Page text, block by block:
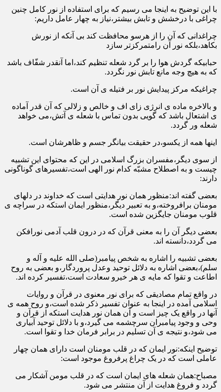
با این توضیح به اینجا می رسیم که برای استفاده از نور کامل چنین
چراغی با درخشش و تابش بیشتر،نیاز به چهار عامل داریم:
چراغدانی که آن را از هرسو محافظت کند بی آنکه از نورش
بکاهد،بلکه نور آن رامتمرکزتر سازد
حبابیکه گردش هوا را بر گرد شعله تنظیم کند،اما آنقدر شفّاف باشد
که به هیچ وجه مانع تابش نور نگردد.
چراغیکه مرکز پیدایش نور بر فتیله ی آن است.
و بالاخره ماده ی انرژی زای اف و خالص و زلالی که آن قدر آماده
ی اشتعال باشد که گویی بدون تماس با شعله ی آتش،می خواهد
شعله ور گردد.
اینها همه از یکسو،در حقیقت بیانگر جسم و ظاهرشان است.
از سوی دیگر،مفسران بزرگ اسلامی در این که محتوای این تشبیه
چیست و به اصطلاح مشبّه کدام نور الهی است،تفسیرهای گوناگونی
دارند:
بعضی گفته اند:منظور همان نور هدایتی است که خداوند در دلهای
مومنان برافروخته،و به تعبیر دیگر،منظور ایمان استکه در سراچه ی
قلوب مومنان جایگزین شده است.
بعضی دیگر آن را به معنی قرآن که در درون قلب آدمی نورافکن
می گردد،دانسته اند.
بعضی تشبیه را اشاره به شخص پیامبر(صلی الله علیه و آله و
سلم)،بعضی اشاره به دلائل توحید وعدل پروردگار،و بعضی به روح
اطاعت و تقوا که مایه ی هر خیرو سعادت است،تفسیر کرده اند.
در واقع تمام مصادیقی که برای نور معنوی در قرآن و روایات
اسلامی آمده در اینجا به عنوان تفسیر ذکر شده است،و روح همه ی
آنها در واقع یک چیز است و آن همان نور هدایت استکه از قرآن و
وحی و وجود پیامبران سرچشمه می گیرد،و با دلائل توحید آبیاری
می شود،و نتیجه ی آن تسلیم در برابر فرمان خدا و تقوا است.
توضیح اینکه:نور ایمان که در قلب مومنان است دارای همان چهار
عاملی است که در یک چراغ پرفروغ موجود است:
مصباح:همان شعله های ایمان است که در قلب مومن آشکار می
گردد و فروغ هدایت از آن منتشر می شود.